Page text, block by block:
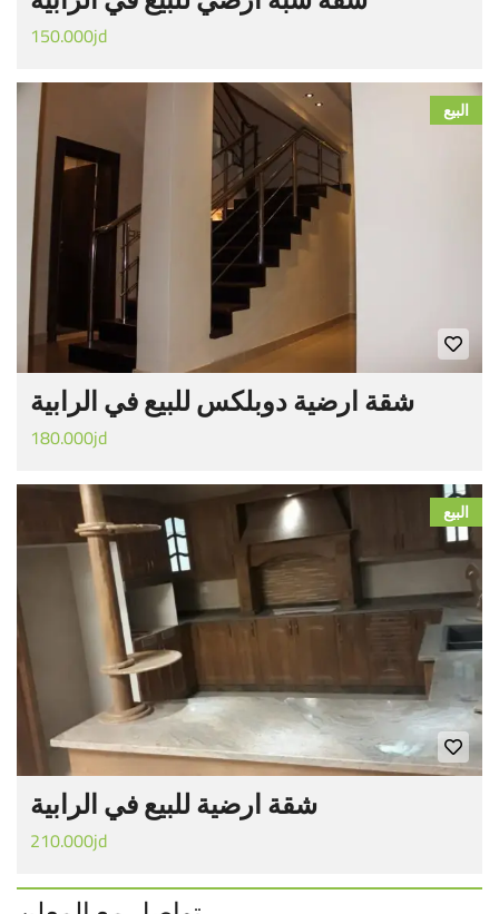
150.000jd
البيع
شقة ارضية دوبلكس للبيع في الرابية
180.000jd
البيع
شقة ارضية للبيع في الرابية
210.000jd